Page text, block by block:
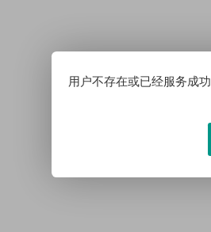
用户不存在或已经服务成功